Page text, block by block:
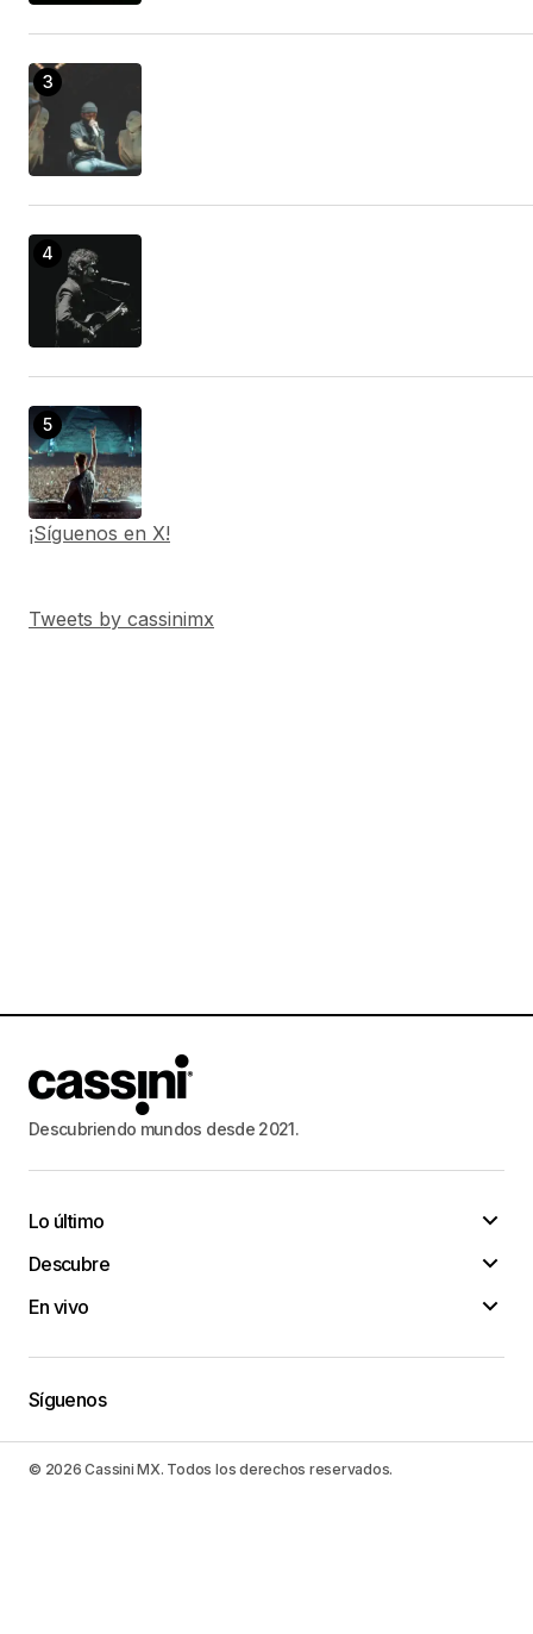
¡Síguenos en X!
Tweets by cassinimx
Descubriendo mundos desde 2021.
Lo último
Descubre
En vivo
Síguenos
© 2026 Cassini MX. Todos los derechos reservados.